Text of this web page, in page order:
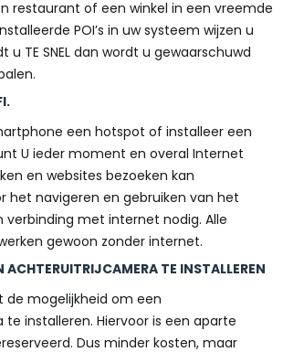
restaurant of een winkel in een vreemde
POI’s in uw systeem wijzen u
u TE SNEL dan wordt u gewaarschuwd
een hotspot of installeer een
U ieder moment en overal Internet
en websites bezoeken kan
het navigeren en gebruiken van het
verbinding met internet nodig. Alle
gewoon zonder internet.
ACHTERUITRIJCAMERA TE INSTALLEREN
mogelijkheid om een
installeren. Hiervoor is een aparte
Dus minder kosten, maar